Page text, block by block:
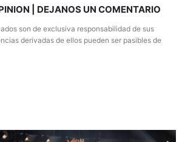
| DEJANOS UN COMENTARIO
son de exclusiva responsabilidad de sus
derivadas de ellos pueden ser pasibles de